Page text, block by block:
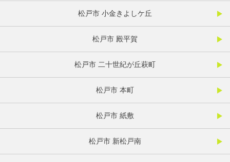
松戸市 小金きよしケ丘
松戸市 殿平賀
松戸市 二十世紀が丘萩町
松戸市 本町
松戸市 紙敷
松戸市 新松戸南